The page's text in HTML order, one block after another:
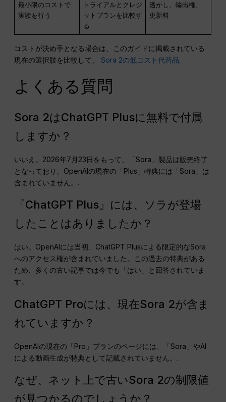
最小限のコストで
実験を行う
トライアルとクレジ
ットプランを比較す
る
透かし、輸出権、
更新料
コストが決め手となる場合は、このガイドに掲載されている
現在の選択肢を比較して、Sora 2の低コスト代替品.
よくある質問
Sora 2はChatGPT Plusに無料で付属
しますか？
いいえ。2026年7月23日をもって、「Sora」製品は販売終了
となっており、OpenAIの現在の「Plus」特典には「Sora」は
含まれていません。.
『ChatGPT Plus』には、ソラが登場
したことはありましたか？
はい。OpenAIには当初、ChatGPT Plusによる限定的なSora
へのアクセス権が含まれていました。この過去の特典がある
ため、多くの古い記事では今でも「はい」と回答されていま
す。.
ChatGPT Proには、現在Sora 2が含ま
れていますか？
OpenAIの現在の「Pro」プランのページには、「Sora」やAI
による動画生成が特典として記載されていません。.
なぜ、ネット上で古いSora 2の制限値
が見つかるのでしょうか？